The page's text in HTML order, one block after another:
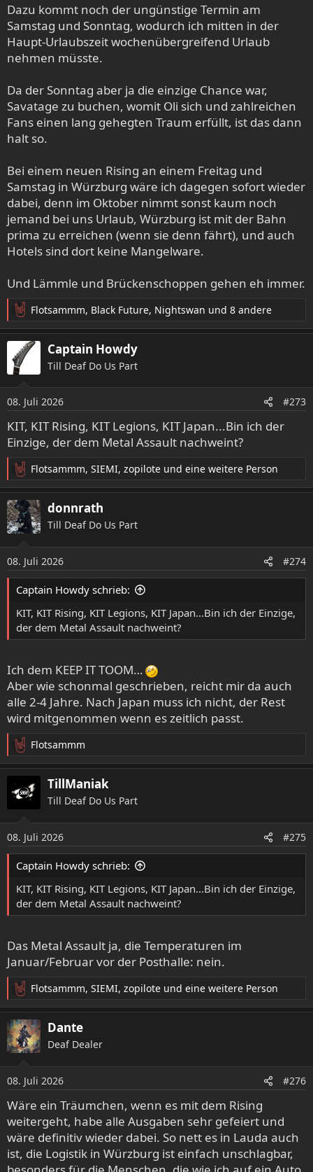
Dazu kommt noch der ungünstige Termin am
Samstag und Sonntag, wodurch ich mitten in der
Haupt-Urlaubszeit wochenübergreifend Urlaub
nehmen müsste.
Da der Sonntag aber ja die einzige Chance war,
Savatage zu buchen, womit Oli sich und zahlreichen
Fans einen lang gehegten Traum erfüllt, ist das dann
halt so.
Bei einem neuen Rising an einem Freitag und
Samstag in Würzburg wäre ich dagegen sofort wieder
dabei, denn im Oktober nimmt sonst kaum noch
jemand bei uns Urlaub, Würzburg ist mit der Bahn
prima zu erreichen (wenn sie denn fährt), und auch
Hotels sind dort keine Mangelware.
Und Lämmle und Brückenschoppen gehen eh immer.
R
e
a
k
t
o
n
e
n
:
Flotsammm, Black Future, Nightswan und 8 andere
Captain Howdy
Till Deaf Do Us Part
08. Juli 2026 #273
KIT, KIT Rising, KIT Legions, KIT Japan...Bin ich der
Einzige, der dem Metal Assault nachweint?
R
e
a
k
t
n
e
n
Flotsammm, SIEMI, zopilote und eine weitere Person
donnrath
Till Deaf Do Us Part
08. Juli 2026 #274
Captain Howdy schrieb:
KIT, KIT Rising, KIT Legions, KIT Japan...Bin ich der Einzige,
der dem Metal Assault nachweint?
Ich dem KEEP IT TOOM…
Aber wie schonmal geschrieben, reicht mir da auch
alle 2-4 Jahre. Nach Japan muss ich nicht, der Rest
wird mitgenommen wenn es zeitlich passt.
R
e
a
k
n
e
n
Flotsammm
TillManiak
Till Deaf Do Us Part
08. Juli 2026 #275
Captain Howdy schrieb:
KIT, KIT Rising, KIT Legions, KIT Japan...Bin ich der Einzige,
der dem Metal Assault nachweint?
Das Metal Assault ja, die Temperaturen im
Januar/Februar vor der Posthalle: nein.
R
e
a
k
t
n
e
n
:
Flotsammm, SIEMI, zopilote und eine weitere Person
Dante
Deaf Dealer
08. Juli 2026 #276
Wäre ein Träumchen, wenn es mit dem Rising
weitergeht, habe alle Ausgaben sehr gefeiert und
wäre definitiv wieder dabei. So nett es in Lauda auch
ist, die Logistik in Würzburg ist einfach unschlagbar,